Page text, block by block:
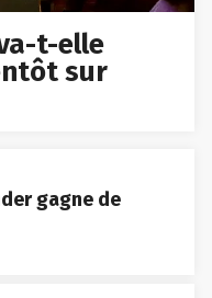
t-elle
sur
gagne de